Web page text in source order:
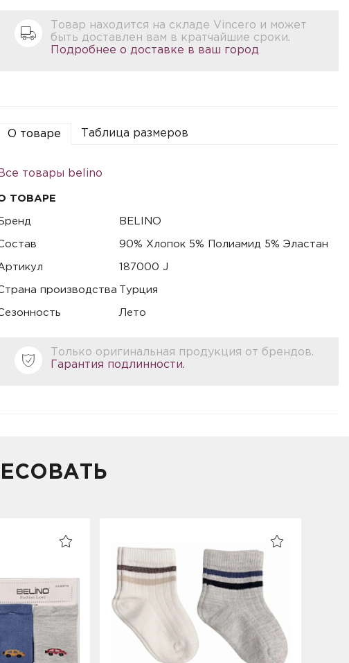
Товар находится на складе Vincero и может
быть доставлен вам в кратчайшие сроки.
Подробнее о доставке в ваш город
О товаре Таблица размеров
Все товары belino
ТОВАРЕ
Бренд BELINO
90% Хлопок 5% Полиамид 5% Эластан
187000 J
производства Турция
Лето
Только оригинальная продукция от брендов.
Гарантия подлинности.